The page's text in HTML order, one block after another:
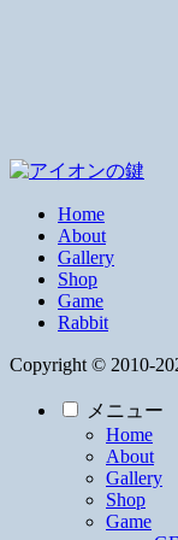
Home
About
Gallery
Shop
Game
Rabbit
Copyright © 2010-
メニュー
Home
About
Gallery
Shop
Game